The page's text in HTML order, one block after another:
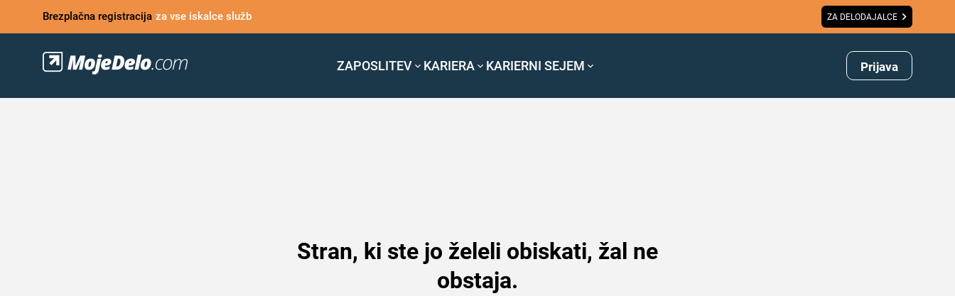
Brezplačna registracija za vse iskalce služb ZA DELODAJALCE
ZAPOSLITEV KARIERA KARIERNI SEJEM Prijava
Stran, ki ste jo želeli obiskati, žal ne
obstaja.